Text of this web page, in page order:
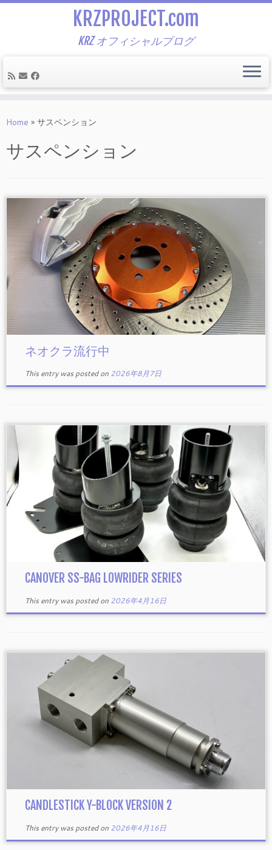
to
KRZPROJECT.com
KRZ オフィシャルブログ
Home » サスペンション
サスペンション
ネオクラ流行中
This entry was posted on 2026年8月7日
CANOVER SS-BAG LOWRIDER SERIES
This entry was posted on 2026年4月16日
CANDLESTICK Y-BLOCK VERSION 2
This entry was posted on 2026年4月16日